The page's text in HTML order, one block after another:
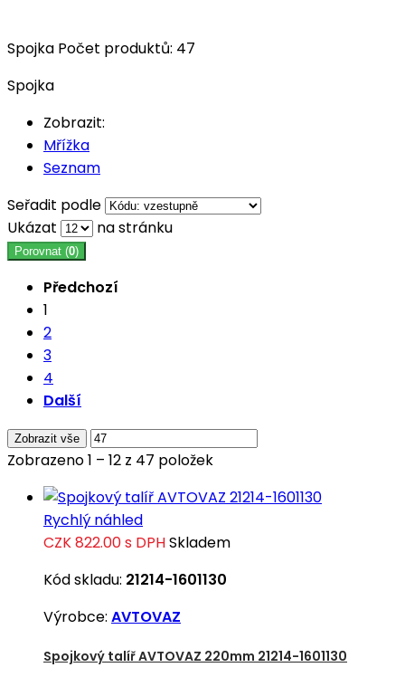
Spojka Počet produktů: 47
Spojka
Zobrazit:
Mřížka
Seznam
Seřadit podle
Ukázat
na stránku
Porovnat (0)
Předchozí
1
2
3
4
Další
Zobrazit vše
Zobrazeno 1 – 12 z 47 položek
Rychlý náhled
CZK 822.00s DPHSkladem
Kód skladu: 21214-1601130
Výrobce: AVTOVAZ
Spojkový talíř AVTOVAZ 220mm 21214-1601130